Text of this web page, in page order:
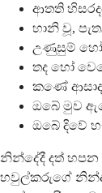
ආතති
හානි වූ,
උණුසුම් හෝ
තද හෝ
කණේ
ඔබේ මුව
ඔබේ දිවේ
නින්දේදී දත්
හවුල්කරුගේ